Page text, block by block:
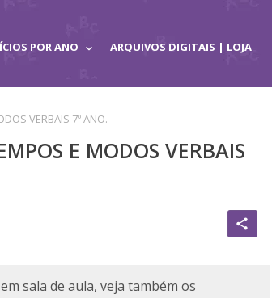
POR ANO ARQUIVOS DIGITAIS | LOJA
VERBAIS 7º ANO.
E MODOS VERBAIS
share
sala de aula, veja também os